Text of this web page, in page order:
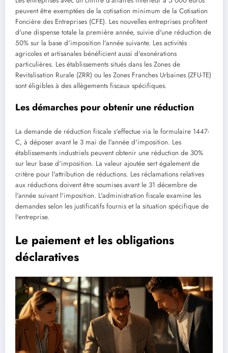
peuvent être exemptées de la cotisation minimum de la Cotisation
Foncière des Entreprises (CFE). Les nouvelles entreprises profitent
d'une dispense totale la première année, suivie d'une réduction de
50% sur la base d'imposition l'année suivante. Les activités
agricoles et artisanales bénéficient aussi d'exonérations
particulières. Les établissements situés dans les Zones de
Revitalisation Rurale (ZRR) ou les Zones Franches Urbaines (ZFU-TE)
sont éligibles à des allègements fiscaux spécifiques.
Les démarches pour obtenir une réduction
La demande de réduction fiscale s'effectue via le formulaire 1447-
C, à déposer avant le 3 mai de l'année d'imposition. Les
établissements industriels peuvent obtenir une réduction de 30%
sur leur base d'imposition. La valeur ajoutée sert également de
critère pour l'attribution de réductions. Les réclamations relatives
aux réductions doivent être soumises avant le 31 décembre de
l'année suivant l'imposition. L'administration fiscale examine les
demandes selon les justificatifs fournis et la situation spécifique de
l'entreprise.
Le paiement et les obligations
déclaratives